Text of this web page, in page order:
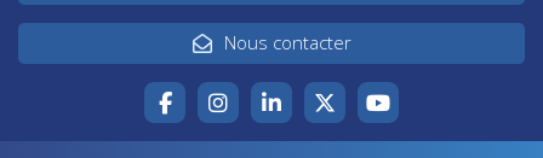
Nous contacter